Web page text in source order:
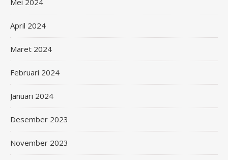
Mei 2024
April 2024
Maret 2024
Februari 2024
Januari 2024
Desember 2023
November 2023